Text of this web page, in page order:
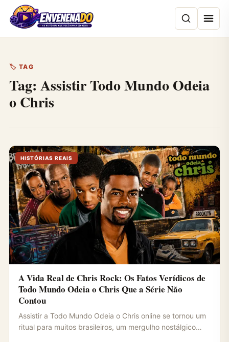
Pular
para
🏷 TAG
Tag: Assistir Todo Mundo Odeia
o Chris
HISTÓRIAS REAIS
A Vida Real de Chris Rock: Os Fatos Verídicos de
Todo Mundo Odeia o Chris Que a Série Não
Contou
Assistir a Todo Mundo Odeia o Chris online se tornou um
ritual para muitos brasileiros, um mergulho nostálgico…